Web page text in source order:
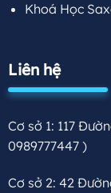
Khoá Học
Liên hệ
Cơ sở 1: 117
0989777447 )
Cơ sở 2: 42